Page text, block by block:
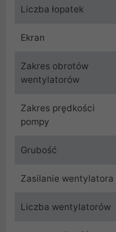
Liczba łopatek
Ekran
Zakres obrotów
wentylatorów
Zakres prędkości
pompy
Grubość
Zasilanie wentylatora
Liczba wentylatorów